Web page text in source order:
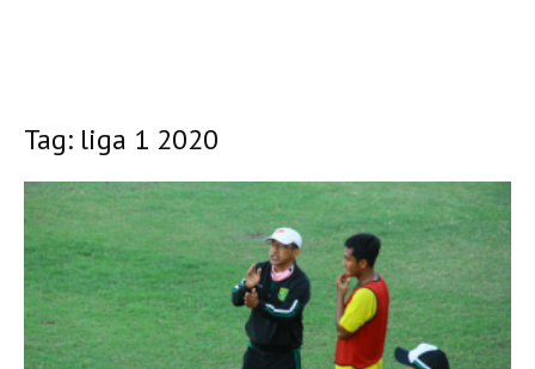
Tag: liga 1 2020